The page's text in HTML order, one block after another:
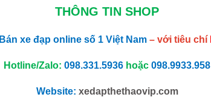
THÔNG TIN SHOP
Bán xe đạp online số 1 Việt Nam – với tiêu chí
Hotline/Zalo: 098.331.5936 hoặc 098.9933.958
Website: xedapthethaovip.com